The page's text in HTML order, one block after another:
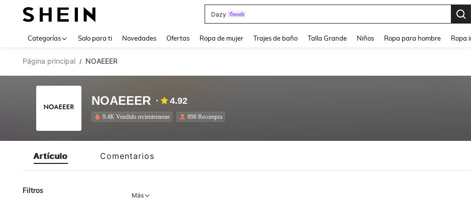
Dazy
Categorías Solo para ti Novedades Ofertas Ropa de mujer Trajes de baño Talla Grande Niños Ropa para hombre Ropa
Página principal / NOAEEER
NOAEEER 4.92
9.4K Vendido recientemente 898 Recompra
Artículo Comentarios
Filtros
Más